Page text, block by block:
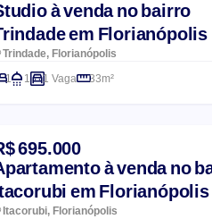
à venda no bairro
em Florianópolis
Trindade, Florianópolis
1
1 1 Vaga 33m²
695.000
à venda no
em Florianópolis
Itacorubi, Florianópolis